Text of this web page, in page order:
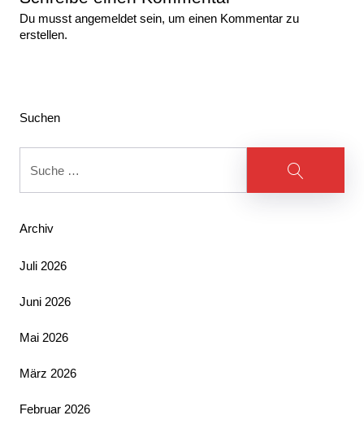
Du musst angemeldet sein, um einen Kommentar zu
erstellen.
Beitragsnavigation
Suchen
Suche
Archiv
Juli 2026
Juni 2026
Mai 2026
März 2026
Februar 2026